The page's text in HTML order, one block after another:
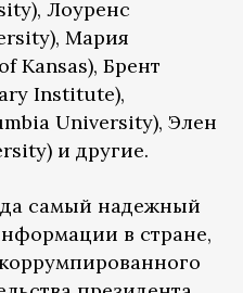
Лоуренс
Мария
Kansas), Брент
Institute),
University), Элен
и другие.
самый надежный
в стране,